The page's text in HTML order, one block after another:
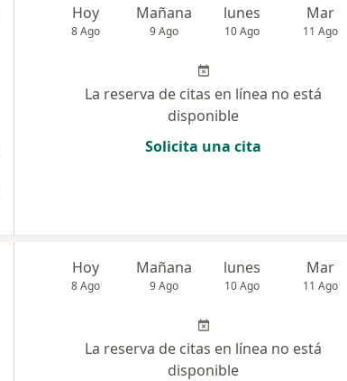
Hoy
8 Ago
Mañana
9 Ago
lunes
10 Ago
Mar
11 Ago
La reserva de citas en línea no está
disponible
Solicita una cita
Hoy
8 Ago
Mañana
9 Ago
lunes
10 Ago
Mar
11 Ago
La reserva de citas en línea no está
disponible